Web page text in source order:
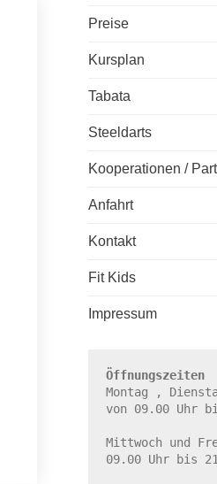
Preise
Kursplan
Tabata
Steeldarts
Kooperationen /
Anfahrt
Kontakt
Fit Kids
Impressum
Öffnungszeiten
Montag ,
von 09.00 Uhr
Mittwoch und
09.00 Uhr bis